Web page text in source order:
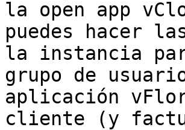
la open app
puedes hacer
la instancia
grupo de
aplicación
cliente (y